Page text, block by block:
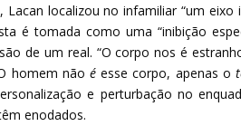
localizou no infamiliar “um eixo
é tomada como uma “inibição
de um real. “O corpo nos é
homem nãoé esse corpo, apenas o
e perturbação no
enodados.